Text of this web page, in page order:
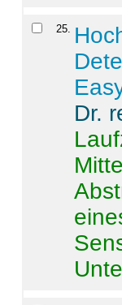
25.
Dr.